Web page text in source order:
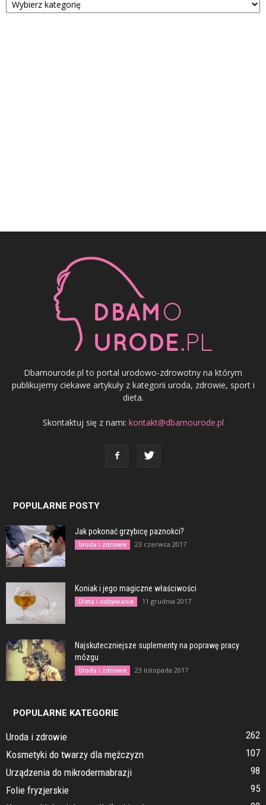
Dbamourode.pl to portal urodowo-zdrowotny na którym
publikujemy ciekawe artykuły z kategorii uroda, zdrowie, sport i
dieta.
Skontaktuj się z nami: kontakt@dbamourode.pl
POPULARNE POSTY
Jak pokonać grzybicę paznokci?
Uroda i zdrowie 23 czerwca 2017
Koniak i jego magiczne właściwości
Dieta i odżywianie 11 grudnia 2017
Najskuteczniejsze suplementy na poprawę pracy
mózgu
Uroda i zdrowie 23 listopada 2017
POPULARNE KATEGORIE
Uroda i zdrowie
262
Kosmetyki do twarzy dla mężczyzn
107
Urządzenia do mikrodermabrazji
98
Folie fryzjerskie
95